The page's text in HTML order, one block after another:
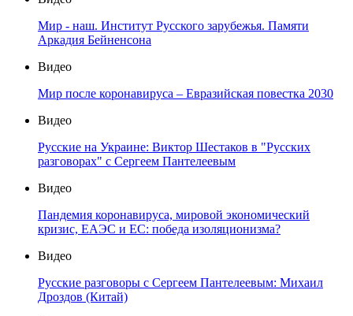
Мир - наш. Институт Русского зарубежья. Памяти
Аркадия Бейненсона
Видео
Мир после коронавируса – Евразийская повестка 2030
Видео
Русские на Украине: Виктор Шестаков в "Русских
разговорах" с Сергеем Пантелеевым
Видео
Пандемия коронавируса, мировой экономический
кризис, ЕАЭС и ЕС: победа изоляционизма?
Видео
Русские разговоры с Сергеем Пантелеевым: Михаил
Дроздов (Китай)